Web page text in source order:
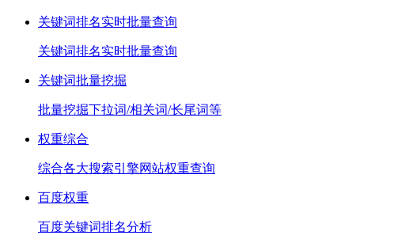
关键词排名实时批量查询
关键词排名实时批量查询
关键词批量挖掘
批量挖掘下拉词/相关词/长尾词等
权重综合
综合各大搜索引擎网站权重查询
百度权重
百度关键词排名分析